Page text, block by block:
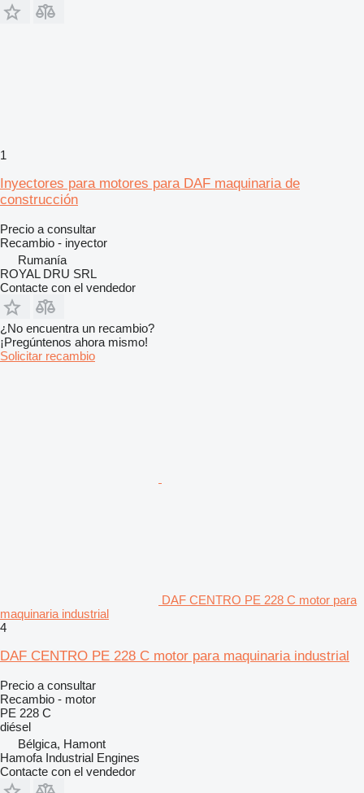
1
Inyectores para motores para DAF maquinaria de
construcción
Precio a consultar
Recambio - inyector
Rumanía
ROYAL DRU SRL
Contacte con el vendedor
¿No encuentra un recambio?
¡Pregúntenos ahora mismo!
Solicitar recambio
DAF CENTRO PE 228 C motor para
maquinaria industrial
4
DAF CENTRO PE 228 C motor para maquinaria industrial
Precio a consultar
Recambio - motor
PE 228 C
diésel
Bélgica, Hamont
Hamofa Industrial Engines
Contacte con el vendedor